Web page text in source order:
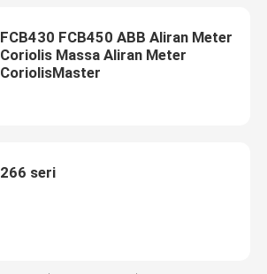
FCB430 FCB450 ABB Aliran Meter
Coriolis Massa Aliran Meter
CoriolisMaster
266 seri